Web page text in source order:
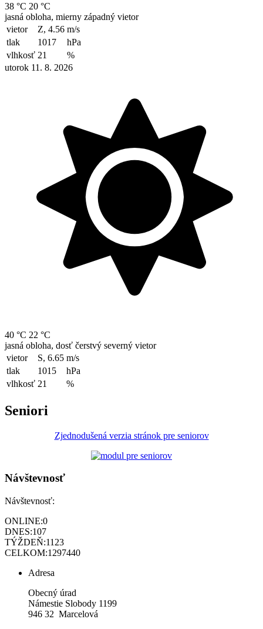
38 °C 20 °C
jasná obloha, mierny západný vietor
vietor
Z, 4.56 m/s
tlak
1017
hPa
vlhkosť 21
%
utorok 11. 8. 2026
40 °C 22 °C
jasná obloha, dosť čerstvý severný vietor
vietor
S, 6.65 m/s
tlak
1015
hPa
vlhkosť 21 %
Seniori
Zjednodušená verzia stránok pre seniorov
Návštevnosť
Návštevnosť:
ONLINE:0
DNES:107
TÝŽDEŇ:1123
CELKOM:1297440
Adresa
Obecný úrad
Námestie Slobody 1199
946 32 Marcelová